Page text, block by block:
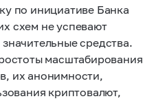
по инициативе Банка
схем не успевают
средства.
масштабирования
их анонимности,
криптовалют,